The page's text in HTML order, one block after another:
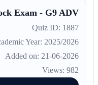
Exam - G9 ADV
Quiz ID: 1887
Year: 2025/2026
Added on: 21-06-2026
Views: 982